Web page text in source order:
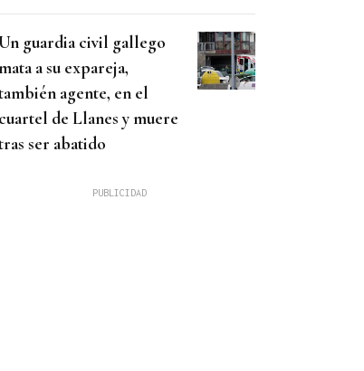
Un guardia civil gallego
a su expareja,
agente, en el
cuartel de Llanes y muere
ser abatido